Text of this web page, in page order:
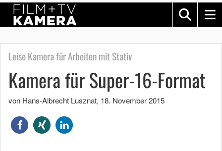
Leise Kamera für Arbeiten mit Stativ
Kamera für Super-16-Format
von Hans-Albrecht Lusznat, 18. November 2015